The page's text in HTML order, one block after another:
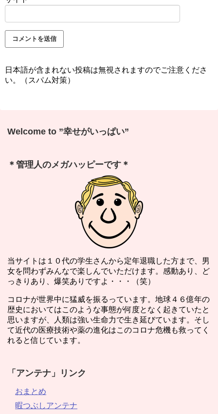
日本語が含まれない投稿は無視されますのでご注意くださ
い。（スパム対策）
Welcome to ”幸せがいっぱい”
＊管理人のメガハッピーです＊
当サイトは１０代の学生さんから定年退職した方まで、男
女を問わずみんなで楽しんでいただけます。感動あり、ど
っきりあり、爆笑ありですよ・・・（笑）
コロナが世界中に猛威を振るっています。地球４６億年の
歴史においてはこのような事態が何度となく起きていたと
思いますが、人類は強い生命力で生き延びています。そし
て近代の医療技術や薬の進化はこのコロナ危機も救ってく
れると信じています。
「アンテナ」リンク
おまとめ
暇つぶしアンテナ